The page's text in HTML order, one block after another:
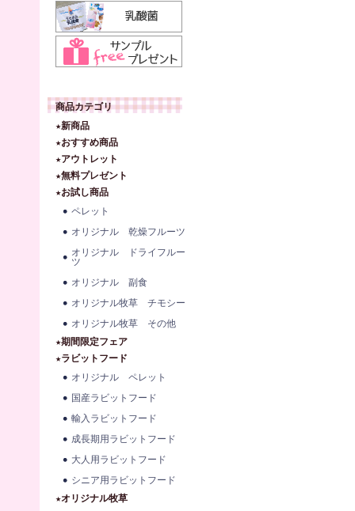
商品カテゴリ
★新商品
★おすすめ商品
★アウトレット
★無料プレゼント
★お試し商品
ペレット
オリジナル 乾燥フルーツ
オリジナル ドライフルー
ツ
オリジナル 副食
オリジナル牧草 チモシー
オリジナル牧草 その他
★期間限定フェア
★ラビットフード
オリジナル ペレット
国産ラビットフード
輸入ラビットフード
成長期用ラビットフード
大人用ラビットフード
シニア用ラビットフード
★オリジナル牧草